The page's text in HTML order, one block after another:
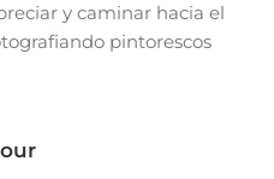
y caminar hacia el
pintorescos